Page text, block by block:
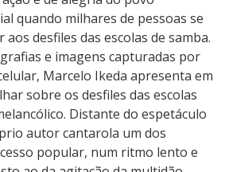
quando milhares de pessoas se
desfiles das escolas de samba.
e imagens capturadas por
Marcelo Ikeda apresenta em
sobre os desfiles das escolas
Distante do espetáculo
autor cantarola um dos
popular, num ritmo lento e